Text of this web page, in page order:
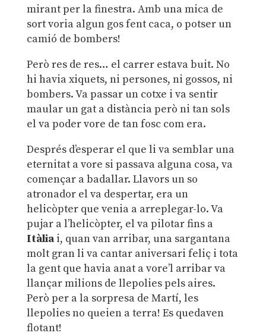
mirant per la finestra. Amb una mica de
sort voria algun gos fent caca, o potser un
camió de bombers!
Però res de res… el carrer estava buit. No
hi havia xiquets, ni persones, ni gossos, ni
bombers. Va passar un cotxe i va sentir
maular un gat a distància però ni tan sols
el va poder vore de tan fosc com era.
Després d’esperar el que li va semblar una
eternitat a vore si passava alguna cosa, va
començar a badallar. Llavors un so
atronador el va despertar, era un
helicòpter que venia a arreplegar-lo. Va
pujar a l’helicòpter, el va pilotar fins a
Itàliai, quan van arribar, una sargantana
molt gran li va cantar aniversari feliç i tota
la gent que havia anat a vore’l arribar va
llançar milions de llepolies pels aires.
Però per a la sorpresa de Martí, les
llepolies no queien a terra! Es quedaven
flotant!